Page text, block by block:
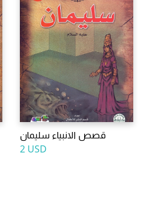
قصص الانبياء سليمان
2 USD